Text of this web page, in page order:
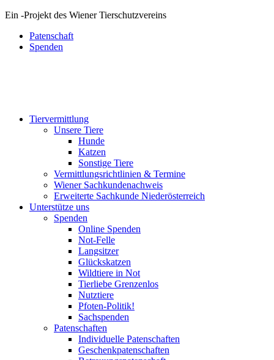
Ein -Projekt des Wiener Tierschutzvereins
Patenschaft
Spenden
Tiervermittlung
Unsere Tiere
Hunde
Katzen
Sonstige Tiere
Vermittlungsrichtlinien & Termine
Wiener Sachkundenachweis
Erweiterte Sachkunde Niederösterreich
Unterstütze uns
Spenden
Online Spenden
Not-Felle
Langsitzer
Glückskatzen
Wildtiere in Not
Tierliebe Grenzenlos
Nutztiere
Pfoten-Politik!
Sachspenden
Patenschaften
Individuelle Patenschaften
Geschenkpatenschaften